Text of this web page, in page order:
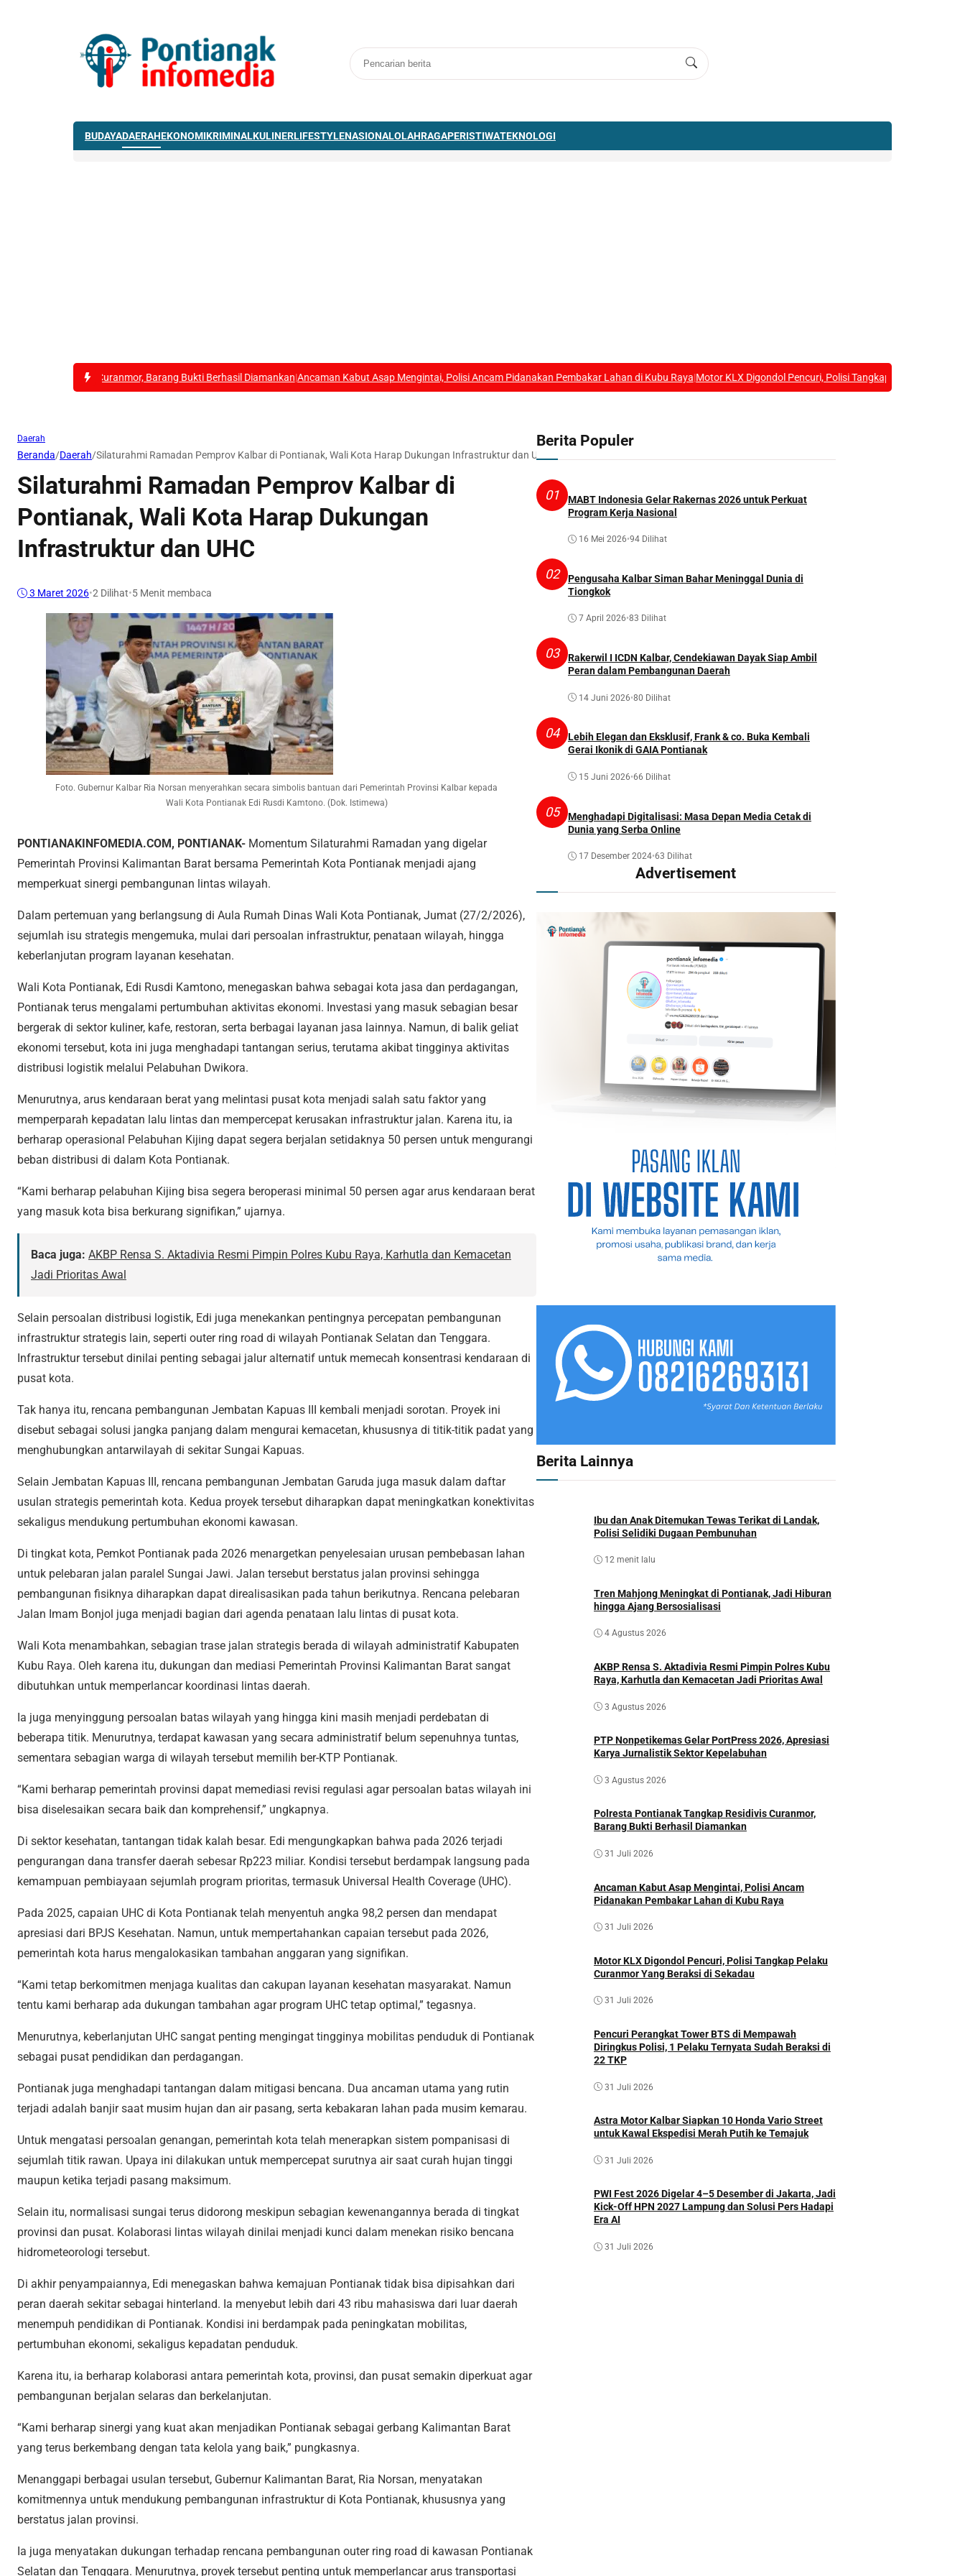
BUDAYADAERAHEKONOMIKRIMINALKULINERLIFESTYLENASIONALOLAHRAGAPERISTIWATEKNOLOGI
Barang Bukti Berhasil Diamankan|Ancaman Kabut Asap Mengintai, Polisi Ancam Pidanakan Pembakar Lahan di Kubu Raya|Motor KLX Digondol Pencuri, Polisi Tangkap Pelaku Curanmor Yang Beraksi di
Daerah
Beranda/Daerah/Silaturahmi Ramadan Pemprov Kalbar di Pontianak, Wali Kota Harap Dukungan Infrastruktur dan UHC
Silaturahmi Ramadan Pemprov Kalbar di
Pontianak, Wali Kota Harap Dukungan
Infrastruktur dan UHC
3 Maret 2026•2 Dilihat•5 Menit membaca
Foto. Gubernur Kalbar Ria Norsan menyerahkan secara simbolis bantuan dari Pemerintah Provinsi Kalbar kepada
Wali Kota Pontianak Edi Rusdi Kamtono. (Dok. Istimewa)
PONTIANAKINFOMEDIA.COM, PONTIANAK- Momentum Silaturahmi Ramadan yang digelar
Pemerintah Provinsi Kalimantan Barat bersama Pemerintah Kota Pontianak menjadi ajang
memperkuat sinergi pembangunan lintas wilayah.
Dalam pertemuan yang berlangsung di Aula Rumah Dinas Wali Kota Pontianak, Jumat (27/2/2026),
sejumlah isu strategis mengemuka, mulai dari persoalan infrastruktur, penataan wilayah, hingga
keberlanjutan program layanan kesehatan.
Wali Kota Pontianak, Edi Rusdi Kamtono, menegaskan bahwa sebagai kota jasa dan perdagangan,
Pontianak terus mengalami pertumbuhan aktivitas ekonomi. Investasi yang masuk sebagian besar
bergerak di sektor kuliner, kafe, restoran, serta berbagai layanan jasa lainnya. Namun, di balik geliat
ekonomi tersebut, kota ini juga menghadapi tantangan serius, terutama akibat tingginya aktivitas
distribusi logistik melalui Pelabuhan Dwikora.
Menurutnya, arus kendaraan berat yang melintasi pusat kota menjadi salah satu faktor yang
memperparah kepadatan lalu lintas dan mempercepat kerusakan infrastruktur jalan. Karena itu, ia
berharap operasional Pelabuhan Kijing dapat segera berjalan setidaknya 50 persen untuk mengurangi
beban distribusi di dalam Kota Pontianak.
“Kami berharap pelabuhan Kijing bisa segera beroperasi minimal 50 persen agar arus kendaraan berat
yang masuk kota bisa berkurang signifikan,” ujarnya.
Baca juga: AKBP Rensa S. Aktadivia Resmi Pimpin Polres Kubu Raya, Karhutla dan Kemacetan
Jadi Prioritas Awal
Selain persoalan distribusi logistik, Edi juga menekankan pentingnya percepatan pembangunan
infrastruktur strategis lain, seperti outer ring road di wilayah Pontianak Selatan dan Tenggara.
Infrastruktur tersebut dinilai penting sebagai jalur alternatif untuk memecah konsentrasi kendaraan di
pusat kota.
Tak hanya itu, rencana pembangunan Jembatan Kapuas III kembali menjadi sorotan. Proyek ini
disebut sebagai solusi jangka panjang dalam mengurai kemacetan, khususnya di titik-titik padat yang
menghubungkan antarwilayah di sekitar Sungai Kapuas.
Selain Jembatan Kapuas III, rencana pembangunan Jembatan Garuda juga masuk dalam daftar
usulan strategis pemerintah kota. Kedua proyek tersebut diharapkan dapat meningkatkan konektivitas
sekaligus mendukung pertumbuhan ekonomi kawasan.
Di tingkat kota, Pemkot Pontianak pada 2026 menargetkan penyelesaian urusan pembebasan lahan
untuk pelebaran jalan paralel Sungai Jawi. Jalan tersebut berstatus jalan provinsi sehingga
pembangunan fisiknya diharapkan dapat direalisasikan pada tahun berikutnya. Rencana pelebaran
Jalan Imam Bonjol juga menjadi bagian dari agenda penataan lalu lintas di pusat kota.
Wali Kota menambahkan, sebagian trase jalan strategis berada di wilayah administratif Kabupaten
Kubu Raya. Oleh karena itu, dukungan dan mediasi Pemerintah Provinsi Kalimantan Barat sangat
dibutuhkan untuk memperlancar koordinasi lintas daerah.
Ia juga menyinggung persoalan batas wilayah yang hingga kini masih menjadi perdebatan di
beberapa titik. Menurutnya, terdapat kawasan yang secara administratif belum sepenuhnya tuntas,
sementara sebagian warga di wilayah tersebut memilih ber-KTP Pontianak.
“Kami berharap pemerintah provinsi dapat memediasi revisi regulasi agar persoalan batas wilayah ini
bisa diselesaikan secara baik dan komprehensif,” ungkapnya.
Di sektor kesehatan, tantangan tidak kalah besar. Edi mengungkapkan bahwa pada 2026 terjadi
pengurangan dana transfer daerah sebesar Rp223 miliar. Kondisi tersebut berdampak langsung pada
kemampuan pembiayaan sejumlah program prioritas, termasuk Universal Health Coverage (UHC).
Pada 2025, capaian UHC di Kota Pontianak telah menyentuh angka 98,2 persen dan mendapat
apresiasi dari BPJS Kesehatan. Namun, untuk mempertahankan capaian tersebut pada 2026,
pemerintah kota harus mengalokasikan tambahan anggaran yang signifikan.
“Kami tetap berkomitmen menjaga kualitas dan cakupan layanan kesehatan masyarakat. Namun
tentu kami berharap ada dukungan tambahan agar program UHC tetap optimal,” tegasnya.
Menurutnya, keberlanjutan UHC sangat penting mengingat tingginya mobilitas penduduk di Pontianak
sebagai pusat pendidikan dan perdagangan.
Pontianak juga menghadapi tantangan dalam mitigasi bencana. Dua ancaman utama yang rutin
terjadi adalah banjir saat musim hujan dan air pasang, serta kebakaran lahan pada musim kemarau.
Untuk mengatasi persoalan genangan, pemerintah kota telah menerapkan sistem pompanisasi di
sejumlah titik rawan. Upaya ini dilakukan untuk mempercepat surutnya air saat curah hujan tinggi
maupun ketika terjadi pasang maksimum.
Selain itu, normalisasi sungai terus didorong meskipun sebagian kewenangannya berada di tingkat
provinsi dan pusat. Kolaborasi lintas wilayah dinilai menjadi kunci dalam menekan risiko bencana
hidrometeorologi tersebut.
Di akhir penyampaiannya, Edi menegaskan bahwa kemajuan Pontianak tidak bisa dipisahkan dari
peran daerah sekitar sebagai hinterland. Ia menyebut lebih dari 43 ribu mahasiswa dari luar daerah
menempuh pendidikan di Pontianak. Kondisi ini berdampak pada peningkatan mobilitas,
pertumbuhan ekonomi, sekaligus kepadatan penduduk.
Karena itu, ia berharap kolaborasi antara pemerintah kota, provinsi, dan pusat semakin diperkuat agar
pembangunan berjalan selaras dan berkelanjutan.
“Kami berharap sinergi yang kuat akan menjadikan Pontianak sebagai gerbang Kalimantan Barat
yang terus berkembang dengan tata kelola yang baik,” pungkasnya.
Menanggapi berbagai usulan tersebut, Gubernur Kalimantan Barat, Ria Norsan, menyatakan
komitmennya untuk mendukung pembangunan infrastruktur di Kota Pontianak, khususnya yang
berstatus jalan provinsi.
Ia juga menyatakan dukungan terhadap rencana pembangunan outer ring road di kawasan Pontianak
Selatan dan Tenggara. Menurutnya, proyek tersebut penting untuk memperlancar arus transportasi
Berita Populer
01
MABT Indonesia Gelar Rakernas 2026 untuk Perkuat
Program Kerja Nasional
16 Mei 2026•94 Dilihat
02
Pengusaha Kalbar Siman Bahar Meninggal Dunia di
Tiongkok
7 April 2026•83 Dilihat
03
Rakerwil I ICDN Kalbar, Cendekiawan Dayak Siap Ambil
Peran dalam Pembangunan Daerah
14 Juni 2026•80 Dilihat
04
Lebih Elegan dan Eksklusif, Frank & co. Buka Kembali
Gerai Ikonik di GAIA Pontianak
15 Juni 2026•66 Dilihat
05
Menghadapi Digitalisasi: Masa Depan Media Cetak di
Dunia yang Serba Online
17 Desember 2024•63 Dilihat
Advertisement
Berita Lainnya
Ibu dan Anak Ditemukan Tewas Terikat di Landak,
Polisi Selidiki Dugaan Pembunuhan
12 menit lalu
Tren Mahjong Meningkat di Pontianak, Jadi Hiburan
hingga Ajang Bersosialisasi
4 Agustus 2026
AKBP Rensa S. Aktadivia Resmi Pimpin Polres Kubu
Raya, Karhutla dan Kemacetan Jadi Prioritas Awal
3 Agustus 2026
PTP Nonpetikemas Gelar PortPress 2026, Apresiasi
Karya Jurnalistik Sektor Kepelabuhan
3 Agustus 2026
Polresta Pontianak Tangkap Residivis Curanmor,
Barang Bukti Berhasil Diamankan
31 Juli 2026
Ancaman Kabut Asap Mengintai, Polisi Ancam
Pidanakan Pembakar Lahan di Kubu Raya
31 Juli 2026
Motor KLX Digondol Pencuri, Polisi Tangkap Pelaku
Curanmor Yang Beraksi di Sekadau
31 Juli 2026
Pencuri Perangkat Tower BTS di Mempawah
Diringkus Polisi, 1 Pelaku Ternyata Sudah Beraksi di
22 TKP
31 Juli 2026
Astra Motor Kalbar Siapkan 10 Honda Vario Street
untuk Kawal Ekspedisi Merah Putih ke Temajuk
31 Juli 2026
PWI Fest 2026 Digelar 4–5 Desember di Jakarta, Jadi
Kick-Off HPN 2027 Lampung dan Solusi Pers Hadapi
Era AI
31 Juli 2026